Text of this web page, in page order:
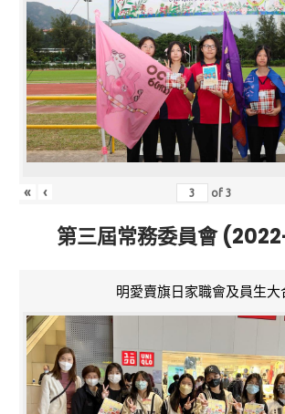
« ‹ of3
第三屆常務委員會
明愛賣旗日家職會及員生大